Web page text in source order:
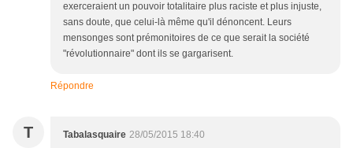
exerceraient un pouvoir totalitaire plus raciste et plus injuste,
sans doute, que celui-là même qu'il dénoncent. Leurs
mensonges sont prémonitoires de ce que serait la société
"révolutionnaire" dont ils se gargarisent.
Répondre
T Tabalasquaire 28/05/2015 18:40